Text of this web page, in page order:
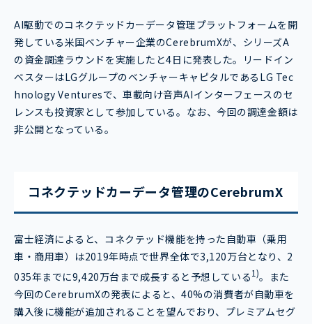
AI駆動でのコネクテッドカーデータ管理プラットフォームを開
発している米国ベンチャー企業のCerebrumXが、シリーズA
の資金調達ラウンドを実施したと4日に発表した。リードイン
ベスターはLGグループのベンチャーキャピタルであるLG Tec
hnology Venturesで、車載向け音声AIインターフェースのセ
レンスも投資家として参加している。なお、今回の調達金額は
非公開となっている。
コネクテッドカーデータ管理のCerebrumX
富士経済によると、コネクテッド機能を持った自動車（乗用
車・商用車）は2019年時点で世界全体で3,120万台となり、2
035年までに9,420万台まで成長すると予想している1)。また
今回のCerebrumXの発表によると、40%の消費者が自動車を
購入後に機能が追加されることを望んでおり、プレミアムセグ